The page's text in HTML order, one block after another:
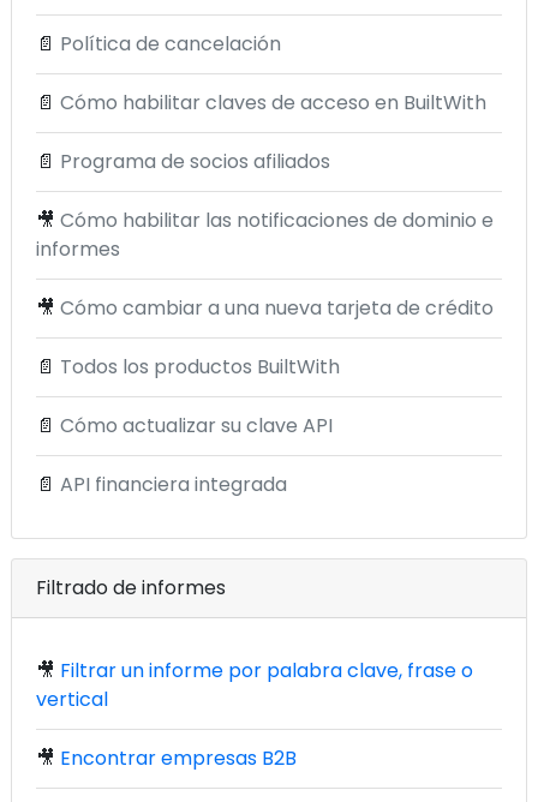
📄 Política de cancelación
📄 Cómo habilitar claves de acceso en BuiltWith
📄 Programa de socios afiliados
🎥 Cómo habilitar las notificaciones de dominio e
informes
🎥 Cómo cambiar a una nueva tarjeta de crédito
📄 Todos los productos BuiltWith
📄 Cómo actualizar su clave API
📄 API financiera integrada
Filtrado de informes
🎥 Filtrar un informe por palabra clave, frase o
vertical
🎥 Encontrar empresas B2B